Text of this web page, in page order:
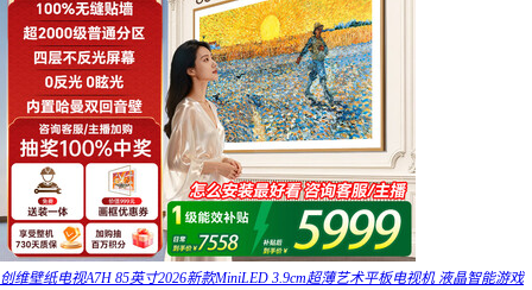
创维壁纸电视A7H 85英寸2026新款MiniLED 3.9cm超薄艺术平板电视机 液晶智能游戏